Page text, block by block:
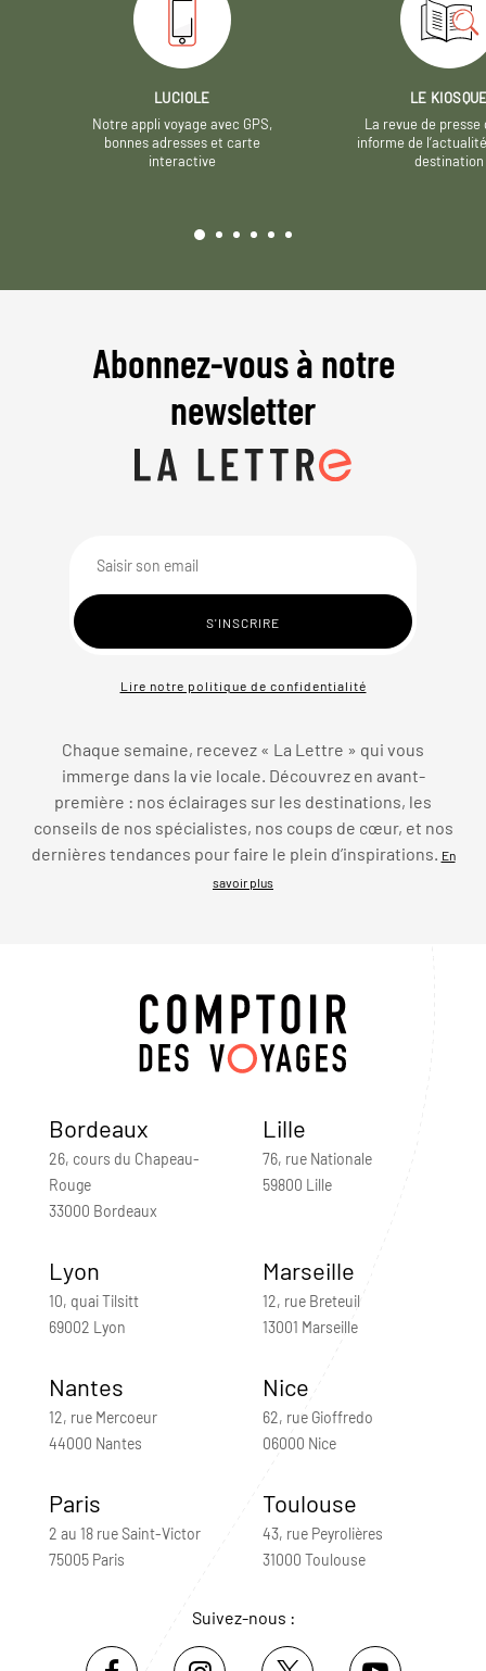
LUCIOLE
Notre appli voyage avec GPS,
bonnes adresses et carte
interactive
LE
La revue de presse
informe de
destination
Abonnez-vous à notre
newsletter
Lire notre politique de confidentialité
Chaque semaine, recevez « La Lettre » qui vous
immerge dans la vie locale. Découvrez en avant-
première : nos éclairages sur les destinations, les
conseils de nos spécialistes, nos coups de cœur, et nos
dernières tendances pour faire le plein d’inspirations.
En
savoir plus
Bordeaux
26, cours du Chapeau-
Rouge
33000 Bordeaux
Lille
76, rue Nationale
59800 Lille
Lyon
10, quai Tilsitt
69002 Lyon
Marseille
12, rue Breteuil
13001 Marseille
Nantes
12, rue Mercoeur
44000 Nantes
Nice
62, rue Gioffredo
06000 Nice
Paris
2 au 18 rue Saint-Victor
75005 Paris
Toulouse
43, rue Peyrolières
31000 Toulouse
Suivez-nous :